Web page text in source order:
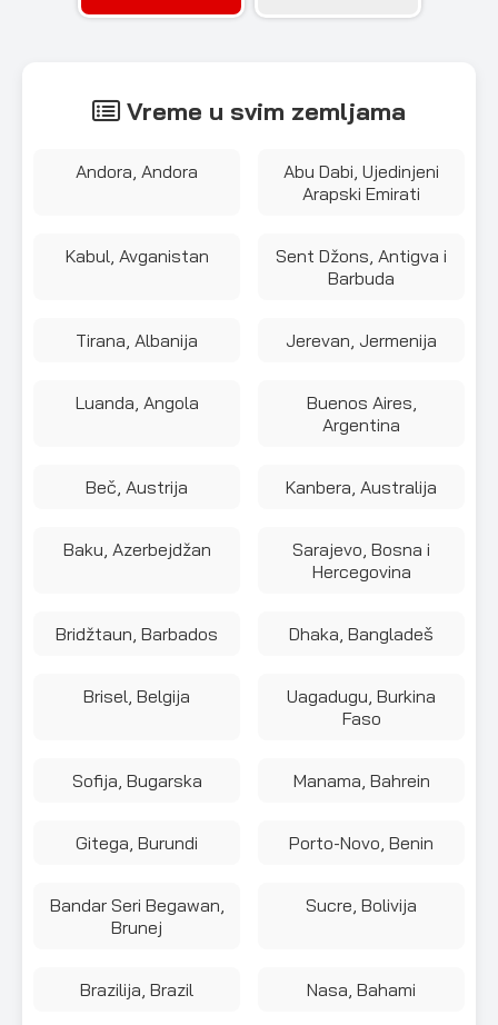
Vreme u svim zemljama
Andora, Andora
Abu Dabi, Ujedinjeni
Arapski Emirati
Kabul, Avganistan
Sent Džons, Antigva i
Barbuda
Tirana, Albanija Jerevan, Jermenija
Luanda, Angola
Buenos Aires,
Argentina
Beč, Austrija Kanbera, Australija
Baku, Azerbejdžan
Sarajevo, Bosna i
Hercegovina
Bridžtaun, Barbados Dhaka, Bangladeš
Brisel, Belgija
Uagadugu, Burkina
Faso
Sofija, Bugarska Manama, Bahrein
Gitega, Burundi Porto-Novo, Benin
Bandar Seri Begawan,
Brunej
Sucre, Bolivija
Brazilija, Brazil Nasa, Bahami